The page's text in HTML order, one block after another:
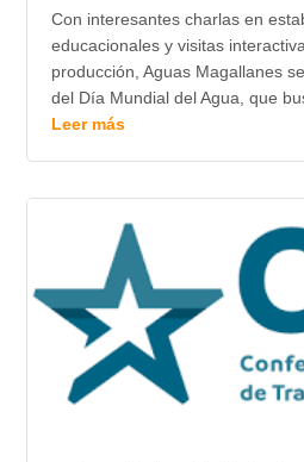
Con interesantes charlas en
educacionales y visitas
producción, Aguas Magallanes
del Día Mundial del Agua, que
Leer más